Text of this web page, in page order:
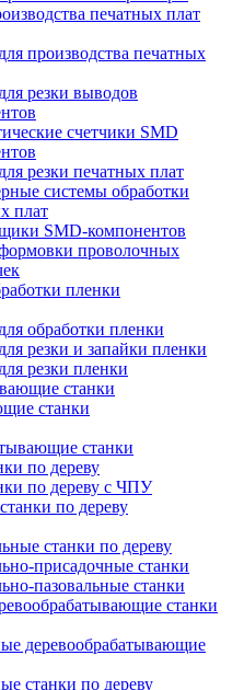
печатных плат
производства печатных
резки выводов
счетчики SMD
резки печатных плат
системы обработки
плат
SMD-компонентов
проволочных
пленки
обработки пленки
резки и запайки пленки
резки пленки
станки
станки
станки
по дереву
по дереву с ЧПУ
по дереву
станки по дереву
присадочные станки
пазовальные станки
станки
деревообрабатывающие
станки по дереву